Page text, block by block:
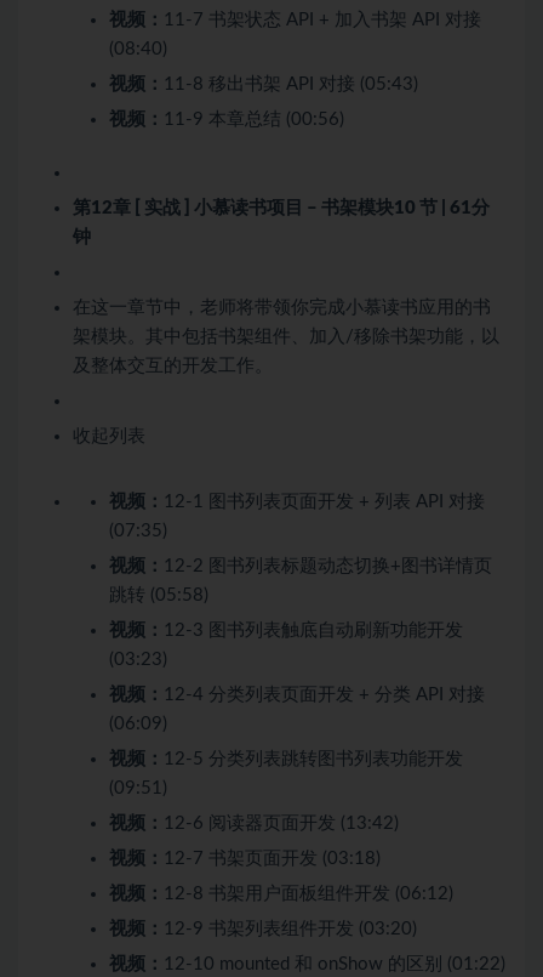
视频： 11-7 书架状态 API + 加入书架 API 对接
(08:40)
视频： 11-8 移出书架 API 对接 (05:43)
视频： 11-9 本章总结 (00:56)
第12章 [ 实战 ] 小慕读书项目 – 书架模块10 节 | 61分
钟
在这一章节中，老师将带领你完成小慕读书应用的书
架模块。其中包括书架组件、加入/移除书架功能，以
及整体交互的开发工作。
收起列表
视频： 12-1 图书列表页面开发 + 列表 API 对接
(07:35)
视频： 12-2 图书列表标题动态切换+图书详情页
跳转 (05:58)
视频： 12-3 图书列表触底自动刷新功能开发
(03:23)
视频： 12-4 分类列表页面开发 + 分类 API 对接
(06:09)
视频： 12-5 分类列表跳转图书列表功能开发
(09:51)
视频： 12-6 阅读器页面开发 (13:42)
视频： 12-7 书架页面开发 (03:18)
视频： 12-8 书架用户面板组件开发 (06:12)
视频： 12-9 书架列表组件开发 (03:20)
视频： 12-10 mounted 和 onShow 的区别 (01:22)